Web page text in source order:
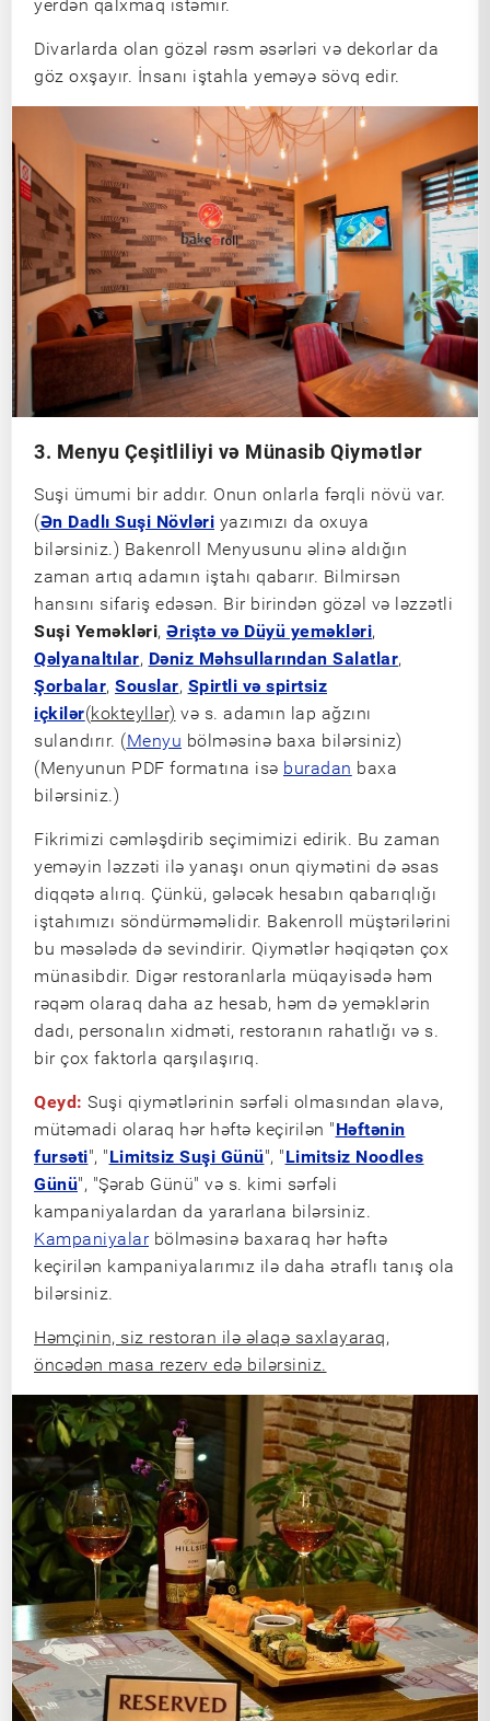
yerdən qalxmaq istəmir.
Divarlarda olan gözəl rəsm əsərləri və dekorlar da
göz oxşayır. İnsanı iştahla yeməyə sövq edir.
3. Menyu Çeşitliliyi və Münasib Qiymətlər
Suşi ümumi bir addır. Onun onlarla fərqli növü var.
(Ən Dadlı Suşi Növləri yazımızı da oxuya
bilərsiniz.) Bakenroll Menyusunu əlinə aldığın
zaman artıq adamın iştahı qabarır. Bilmirsən
hansını sifariş edəsən. Bir birindən gözəl və ləzzətli
Suşi Yeməkləri, Əriştə və Düyü yeməkləri,
Qəlyanaltılar, Dəniz Məhsullarından Salatlar,
Şorbalar, Souslar, Spirtli və spirtsiz
içkilər(kokteyllər) və s. adamın lap ağzını
sulandırır. (Menyu bölməsinə baxa bilərsiniz)
(Menyunun PDF formatına isə buradan baxa
bilərsiniz.)
Fikrimizi cəmləşdirib seçimimizi edirik. Bu zaman
yeməyin ləzzəti ilə yanaşı onun qiymətini də əsas
diqqətə alırıq. Çünkü, gələcək hesabın qabarıqlığı
iştahımızı söndürməməlidir. Bakenroll müştərilərini
bu məsələdə də sevindirir. Qiymətlər həqiqətən çox
münasibdir. Digər restoranlarla müqayisədə həm
rəqəm olaraq daha az hesab, həm də yeməklərin
dadı, personalın xidməti, restoranın rahatlığı və s.
bir çox faktorla qarşılaşırıq.
Qeyd: Suşi qiymətlərinin sərfəli olmasından əlavə,
mütəmadi olaraq hər həftə keçirilən "Həftənin
fursəti", "Limitsiz Suşi Günü", "Limitsiz Noodles
Günü", "Şərab Günü" və s. kimi sərfəli
kampaniyalardan da yararlana bilərsiniz.
Kampaniyalarbölməsinə baxaraq hər həftə
keçirilən kampaniyalarımız ilə daha ətraflı tanış ola
bilərsiniz.
Həmçinin, siz restoran ilə əlaqə saxlayaraq,
öncədən masa rezerv edə bilərsiniz.